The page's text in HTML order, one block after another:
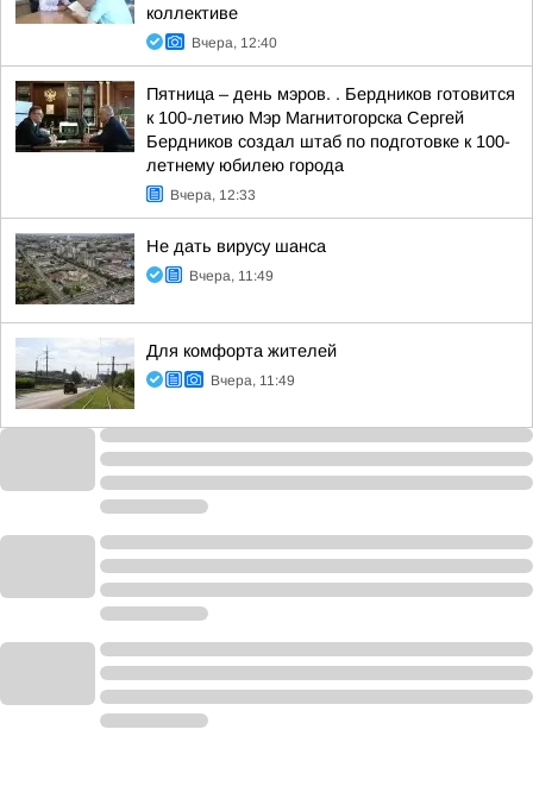
коллективе
Вчера, 12:40
Пятница – день мэров. . Бердников готовится
к 100-летию Мэр Магнитогорска Сергей
Бердников создал штаб по подготовке к 100-
летнему юбилею города
Вчера, 12:33
Не дать вирусу шанса
Вчера, 11:49
Для комфорта жителей
Вчера, 11:49